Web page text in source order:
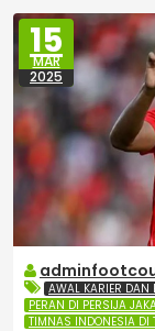
15
MAR
2025
AWAL KARIER DAN
PERAN DI PERSIJA
TIMNAS INDONESIA